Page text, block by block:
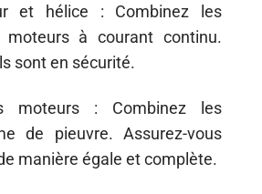
et hélice : Combinez les
à courant continu.
sont en sécurité.
moteurs : Combinez les
de pieuvre. Assurez-vous
manière égale et complète.